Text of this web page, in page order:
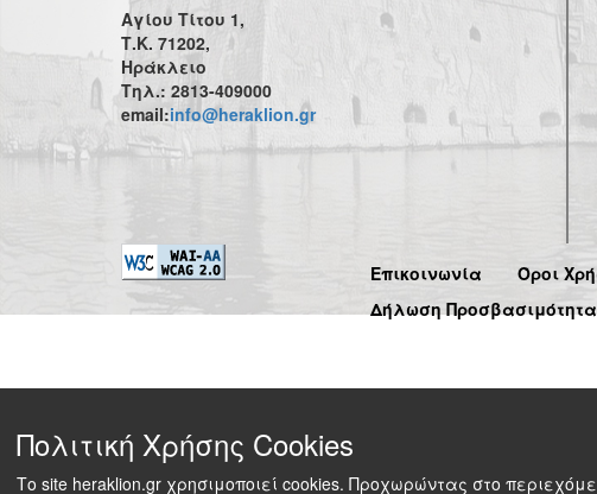
Αγίου Τίτου 1,
Τ.Κ. 71202,
Ηράκλειο
Τηλ.: 2813-409000
email:info@heraklion.gr
Επικοινωνία
Όροι
Δήλωση
Πολιτική Χρήσης Cookies
Το site heraklion.gr χρησιμοποιεί cookies. Προχωρώντας στο